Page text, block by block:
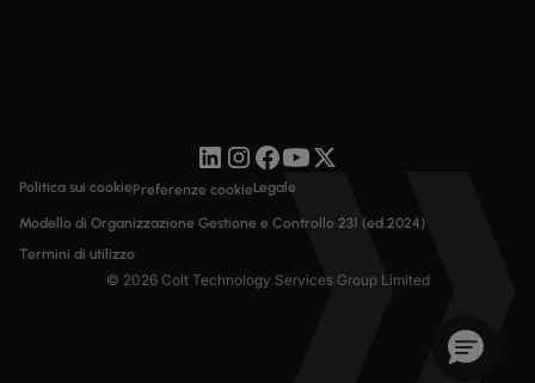
© 2026 Colt Technology Services Group Limited
Politica sui cookiePreferenze cookieLegale
Modello di Organizzazione Gestione e Controllo 231 (ed.2024)
Termini di utilizzo